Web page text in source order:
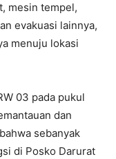
mesin tempel,
evakuasi lainnya,
menuju lokasi
03 pada pukul
dan
sebanyak
di Posko Darurat